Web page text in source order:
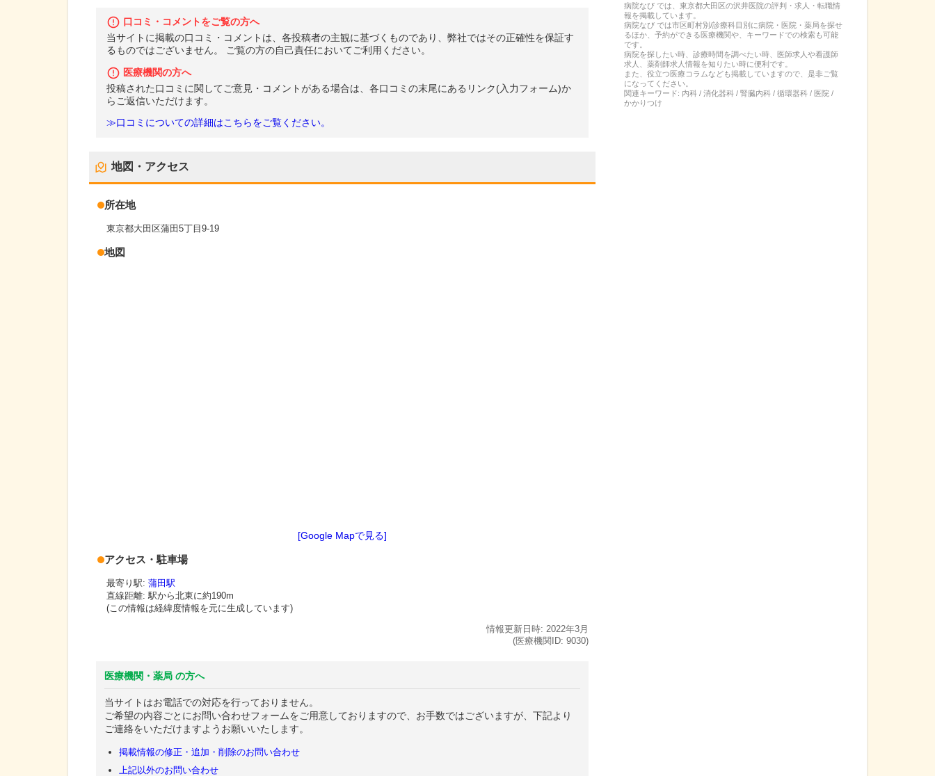
口コミ・コメントをご覧の方へ
当サイトに掲載の口コミ・コメントは、各投稿者の主観に基づくものであり、弊社ではその正確性を保証す
るものではございません。 ご覧の方の自己責任においてご利用ください。
医療機関の方へ
投稿された口コミに関してご意見・コメントがある場合は、各口コミの末尾にあるリンク(入力フォーム)か
らご返信いただけます。
≫口コミについての詳細はこちらをご覧ください。
地図・アクセス
所在地
東京都大田区蒲田5丁目9-19
地図
[Google Mapで見る]
アクセス・駐車場
最寄り駅: 蒲田駅
直線距離: 駅から北東に約190m
(この情報は経緯度情報を元に生成しています)
情報更新日時: 2022年3月
(医療機関ID: 9030)
医療機関・薬局 の方へ
当サイトはお電話での対応を行っておりません。
ご希望の内容ごとにお問い合わせフォームをご用意しておりますので、お手数ではございますが、下記より
ご連絡をいただけますようお願いいたします。
掲載情報の修正・追加・削除のお問い合わせ
上記以外のお問い合わせ
病院なび では、 東京都大田区の沢井医院の評判・求人・転職情
報を掲載しています。
病院なび では市区町村別/診療科目別に病院・医院・薬局を探せ
るほか、予約ができる医療機関や、キーワードでの検索も可能
です。
病院を探したい時、診療時間を調べたい時、医師求人や看護師
求人、薬剤師求人情報を知りたい時に便利です。
また、役立つ医療コラムなども掲載していますので、是非ご覧
になってください。
関連キーワード: 内科 / 消化器科 / 腎臓内科 / 循環器科 / 医院 /
かかりつけ